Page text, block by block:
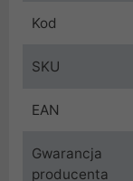
Kod
SKU
EAN
Gwarancja
producenta